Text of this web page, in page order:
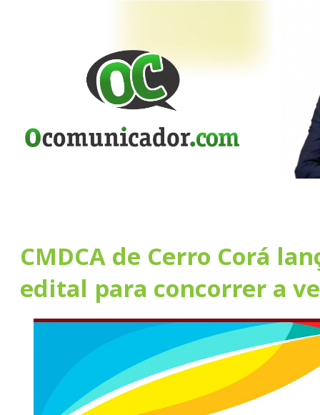
CMDCA de Cerro Corá
edital para concorrer a